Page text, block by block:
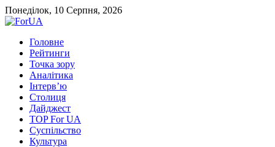
Понеділок, 10 Серпня, 2026
Головне
Рейтинги
Точка зору
Аналітика
Інтерв’ю
Столиця
Дайджест
TOP For UA
Суспiльство
Культура